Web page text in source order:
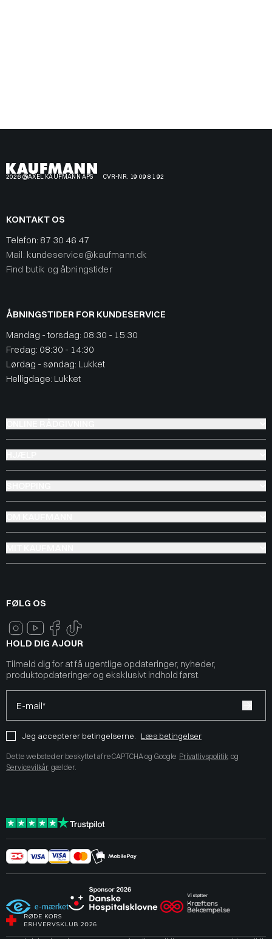
2026 @AXEL KAUFMANN APS CVR-NR. 19 09 81 92
KONTAKT OS
Telefon: 87 30 46 47
Mail: kundeservice@kaufmann.dk
Find butik og åbningstider
ÅBNINGSTIDER FOR KUNDESERVICE
Mandag - torsdag: 08:30 - 15:30
Fredag: 08:30 - 14:30
Lørdag - søndag: Lukket
Helligdage: Lukket
FØLG OS
HOLD DIG AJOUR
Tilmeld dig for at få ugentlige opdateringer, nyheder,
produktopdateringer og eksklusivt indhold først.
E-mail*
Jeg accepterer betingelserne. Læs betingelser
Dette websted er beskyttet af reCAPTCHA og Google Privatlivspolitik og
Servicevilkår gælder.